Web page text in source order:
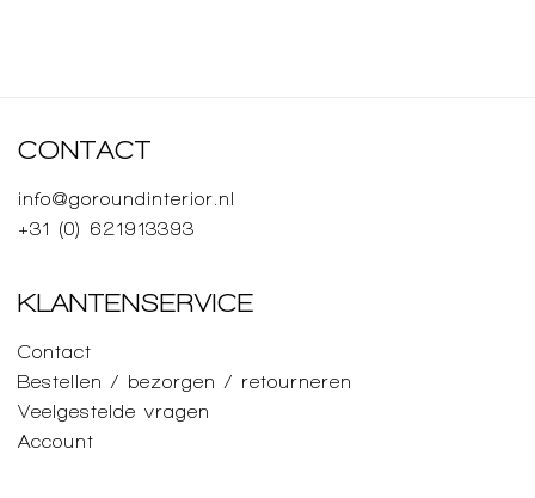
CONTACT
info@goroundinterior.nl
+31 (0) 621913393
KLANTENSERVICE
Contact
Bestellen / bezorgen / retourneren
Veelgestelde vragen
Account